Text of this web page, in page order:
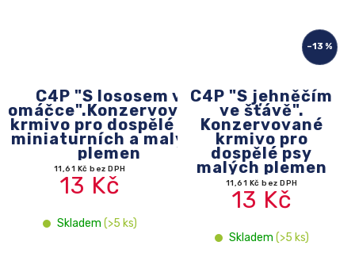
C4P "S lososem v
omáčce".Konzervované
krmivo pro dospělé psy
miniaturních a malých
plemen
11,61 Kč bez DPH
13 Kč
Skladem (>5 ks)
–13 %
C4P "S jehněčím
ve šťávě".
Konzervované
krmivo pro
dospělé psy
malých plemen
11,61 Kč bez DPH
13 Kč
Skladem (>5 ks)